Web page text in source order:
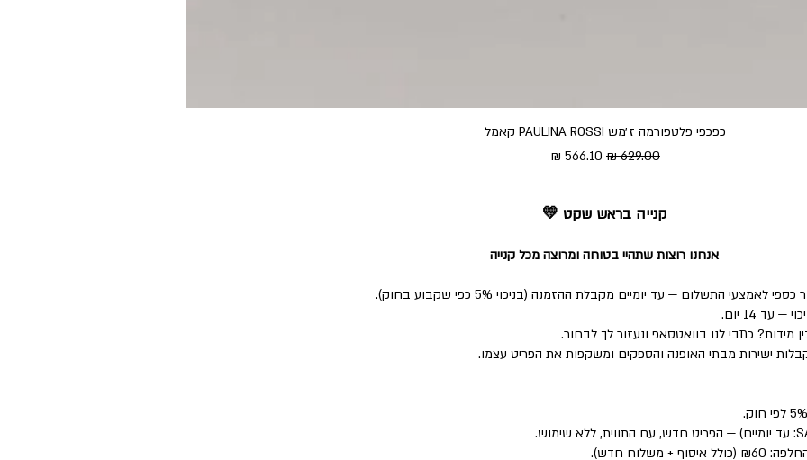
כפכפי פלטפורמה ז׳מש PAULINA ROSSI קאמל
מחיר רגיל מחיר מבצע
קנייה בראש שקט 💛
אנחנו רוצות שתהיי בטוחה ומרוצה מכל קנייה
התשלום — עד יומיים מקבלת ההזמנה (בניכוי 5% כפי שקבוע בחוק).
14 יום.
כתבי לנו בוואטסאפ ונעזור לך לבחור.
ישירות מבתי האופנה והספקים ומשקפות את הפריט עצמו.